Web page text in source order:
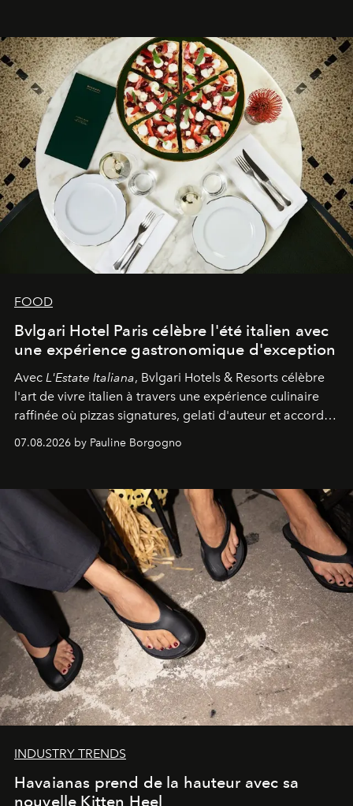
FOOD
Bvlgari Hotel Paris célèbre l'été italien avec
une expérience gastronomique d'exception
Avec L'Estate Italiana, Bvlgari Hotels & Resorts célèbre
l'art de vivre italien à travers une expérience culinaire
raffinée où pizzas signatures, gelati d'auteur et accords
d'exception composent un véritable voyage sensoriel.
07.08.2026 by Pauline Borgogno
INDUSTRY TRENDS
Havaianas prend de la hauteur avec sa
nouvelle Kitten Heel